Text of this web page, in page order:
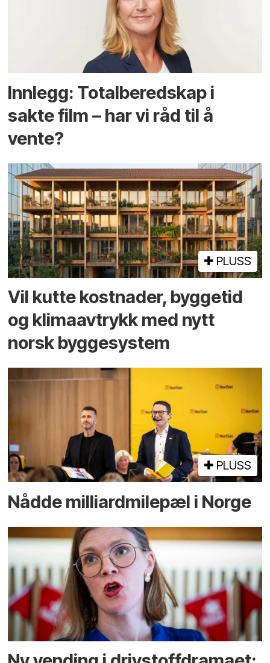
Innlegg: Totalberedskap i
sakte film – har vi råd til å
vente?
PLUSS
Vil kutte kostnader, byggetid
og klima­avtrykk med nytt
norsk bygge­system
PLUSS
Nådde milliard­­milepæl i Norge